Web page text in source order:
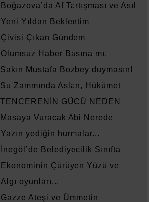
Boğazova’da Af Tartışması ve Asıl
Yeni Yıldan Beklentim
Çivisi Çıkan Gündem
Olumsuz Haber Basına mı,
Sakın Mustafa Bozbey duymasın!
Su Zammında Aslan, Hükümet
TENCERENİN GÜCÜ NEDEN
Masaya Vuracak Abi Nerede
Yazın yediğin hurmalar...
İnegöl’de Belediyecilik Sınıfta
Ekonominin Çürüyen Yüzü ve
Algı oyunları...
Gazze Ateşi ve Ümmetin